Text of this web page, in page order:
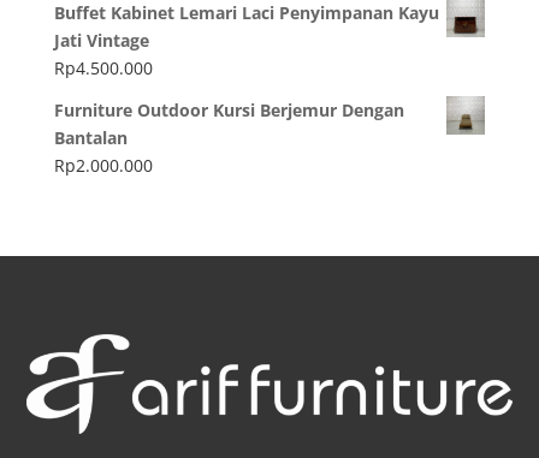
Buffet Kabinet Lemari Laci Penyimpanan Kayu
Jati Vintage
Rp4.500.000
Furniture Outdoor Kursi Berjemur Dengan
Bantalan
Rp2.000.000